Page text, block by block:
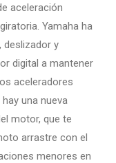
aceleración
Yamaha ha
deslizador y
digital a mantener
aceleradores
una nueva
motor, que te
arrastre con el
menores en